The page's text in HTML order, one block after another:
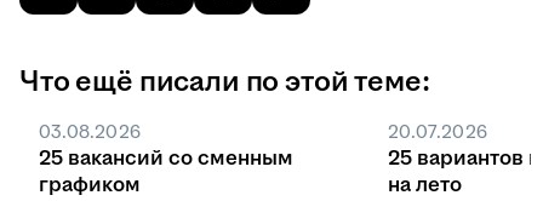
Что ещё писали по этой теме:
03.08.2026
25 вакансий со сменным
графиком
20.07.2026
25 вариантов
на лето